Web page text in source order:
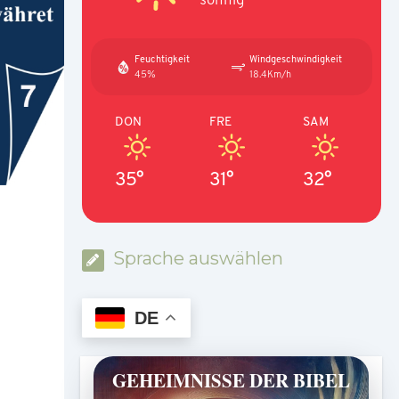
Feuchtigkeit
45%
Windgeschwindigkeit
18.4Km/h
DON
35°
FRE
31°
SAM
32°
Sprache auswählen
DE
GEHEIMNISSE DER BIBEL